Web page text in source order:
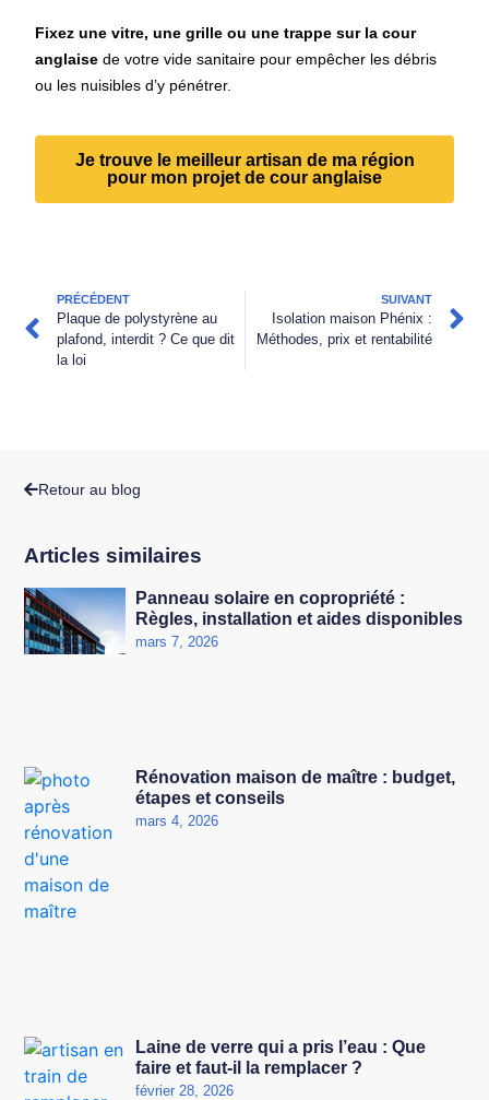
Retour au blog
Articles similaires
Panneau solaire en copropriété :
Règles, installation et aides disponibles
mars 7, 2026
Rénovation maison de maître : budget,
étapes et conseils
mars 4, 2026
Laine de verre qui a pris l’eau : Que
faire et faut-il la remplacer ?
février 28, 2026
Fixez une vitre, une grille ou une trappe sur la cour
anglaise de votre vide sanitaire pour empêcher les débris
ou les nuisibles d’y pénétrer.
Je trouve le meilleur artisan de ma région
pour mon projet de cour anglaise
PRÉCÉDENT
Plaque de polystyrène au
plafond, interdit ? Ce que dit
la loi
SUIVANT
Isolation maison Phénix :
Méthodes, prix et rentabilité